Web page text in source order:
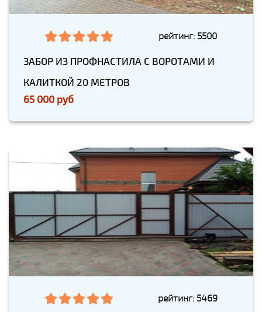
рейтинг: 5500
ЗАБОР ИЗ ПРОФНАСТИЛА С ВОРОТАМИ И
КАЛИТКОЙ 20 МЕТРОВ
65 000 руб
рейтинг: 5469